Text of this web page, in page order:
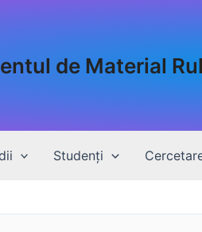
de Material
Studenți